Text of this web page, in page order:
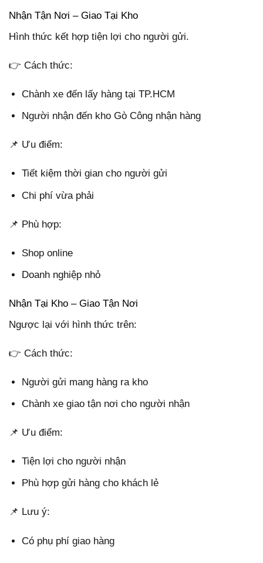
Nhận Tận Nơi – Giao Tại Kho
Hình thức kết hợp tiện lợi cho người gửi.
👉 Cách thức:
Chành xe đến lấy hàng tại TP.HCM
Người nhận đến kho Gò Công nhận hàng
📌 Ưu điểm:
Tiết kiệm thời gian cho người gửi
Chi phí vừa phải
📌 Phù hợp:
Shop online
Doanh nghiệp nhỏ
Nhận Tại Kho – Giao Tận Nơi
Ngược lại với hình thức trên:
👉 Cách thức:
Người gửi mang hàng ra kho
Chành xe giao tận nơi cho người nhận
📌 Ưu điểm:
Tiện lợi cho người nhận
Phù hợp gửi hàng cho khách lẻ
📌 Lưu ý:
Có phụ phí giao hàng